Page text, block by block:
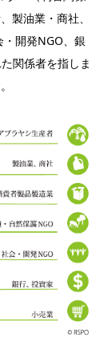
製油業・商社、
開発NGO、銀
関係者を指しま